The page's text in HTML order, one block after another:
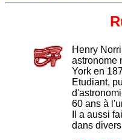
Henry
astronome
York en
Etudiant,
60 ans à
Il a aussi
dans